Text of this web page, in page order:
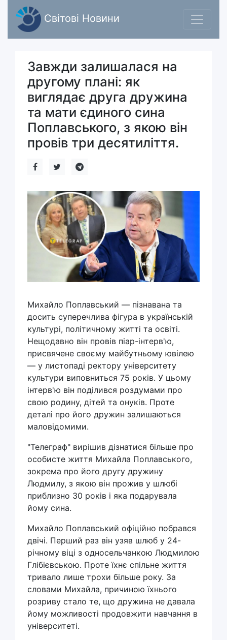
Світові Новини
Завжди залишалася на
другому плані: як
виглядає друга дружина
та мати єдиного сина
Поплавського, з якою він
провів три десятиліття.
Михайло Поплавський — пізнавана та
досить суперечлива фігура в українській
культурі, політичному житті та освіті.
Нещодавно він провів піар-інтерв'ю,
присвячене своєму майбутньому ювілею
— у листопаді ректору університету
культури виповниться 75 років. У цьому
інтерв'ю він поділився роздумами про
свою родину, дітей та онуків. Проте
деталі про його дружин залишаються
маловідомими.
"Телеграф" вирішив дізнатися більше про
особисте життя Михайла Поплавського,
зокрема про його другу дружину
Людмилу, з якою він прожив у шлюбі
приблизно 30 років і яка подарувала
йому сина.
Михайло Поплавський офіційно побрався
двічі. Перший раз він узяв шлюб у 24-
річному віці з односельчанкою Людмилою
Глібієвською. Проте їхнє спільне життя
тривало лише трохи більше року. За
словами Михайла, причиною їхнього
розриву стало те, що дружина не давала
йому можливості продовжити навчання в
університеті.